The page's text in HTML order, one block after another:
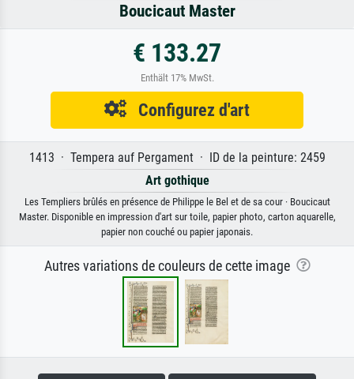
Boucicaut Master
€ 133.27
Enthält 17% MwSt.
Configurez d'art
1413 · Tempera auf Pergament · ID de la peinture: 2459
Art gothique
Les Templiers brûlés en présence de Philippe le Bel et de sa cour · Boucicaut
Master. Disponible en impression d'art sur toile, papier photo, carton aquarelle,
papier non couché ou papier japonais.
Autres variations de couleurs de cette image